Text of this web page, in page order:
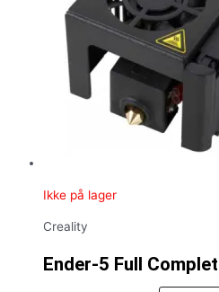
Ikke på lager
Creality
Ender-5 Full